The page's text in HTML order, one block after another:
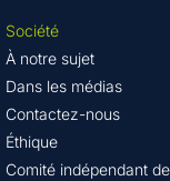
Société
À notre sujet
Dans les médias
Contactez-nous
Éthique
Comité indépendant